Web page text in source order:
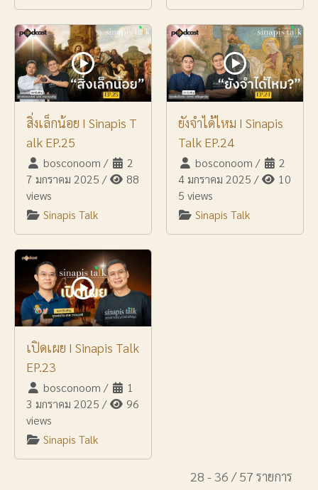
สิ่งเล็กน้อย I Sinapis T
alk EP.25
bosconoom /
2
7 มกราคม 2025 /
88
views
Sinapis Talk
ยังจำได้ไหม I Sinapis
Talk EP.24
bosconoom /
2
4 มกราคม 2025 /
10
5 views
Sinapis Talk
เปิดเผย I Sinapis Talk
EP.23
bosconoom /
1
3 มกราคม 2025 /
96
views
Sinapis Talk
28 - 36 / 57 รายการ